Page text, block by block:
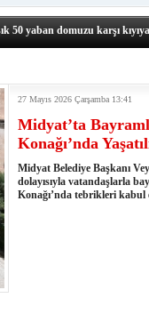
50 yaban domuzu karşı
bilgi, cesaret ve
Yalçın: Kuşkonar
yapıyı bozan en büyük
Yaklaşık 40 Yıllık Ana
eden itfaiye aracının
kavşak çağrısını yineledi
hastanemizi 2027'nin
kaybettiği husumet barışla
mazot, gübre ve ilaçtan ÖTV
YKS kontenjanı 2 bin
27 Mayıs 2026 Çarşamba 13:41
Midyat’ta
Konağı’nda
Midyat Belediye Başkanı
dolayısıyla vatandaşlarla
Konağı’nda tebrikleri kabul